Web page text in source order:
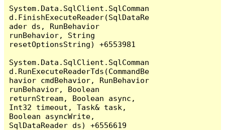
System.Data.SqlClient.SqlComman
d.FinishExecuteReader(SqlDataRe
ader ds, RunBehavior
runBehavior, String
resetOptionsString) +6553981
System.Data.SqlClient.SqlComman
d.RunExecuteReaderTds(CommandBe
havior cmdBehavior, RunBehavior
runBehavior, Boolean
returnStream, Boolean async,
Int32 timeout, Task& task,
Boolean asyncWrite,
SqlDataReader ds) +6556619